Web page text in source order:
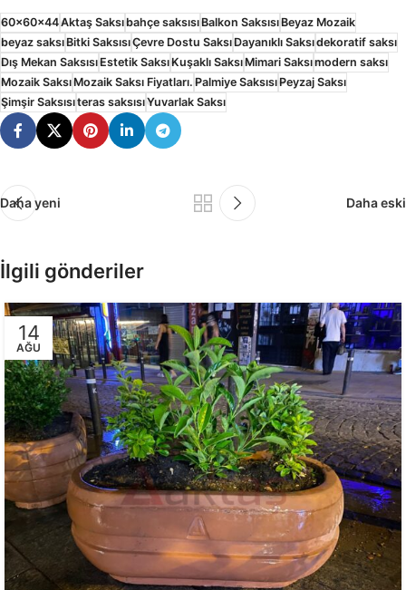
60x60x44Aktaş Saksıbahçe saksısıBalkon SaksısıBeyaz Mozaik
beyaz saksıBitki SaksısıÇevre Dostu SaksıDayanıklı Saksıdekoratif saksı
Dış Mekan SaksısıEstetik SaksıKuşaklı SaksıMimari Saksımodern saksı
Mozaik SaksıMozaik Saksı Fiyatları. Palmiye SaksısıPeyzaj Saksı
Şimşir Saksısıteras saksısıYuvarlak Saksı
Daha yeni Daha eski
İlgili gönderiler
14
AĞU